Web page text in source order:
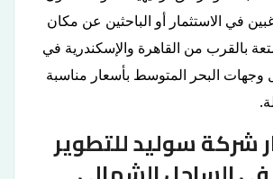
في الاستثمار أو الباحثين عن مكان
بالقرب من القاهرة والإسكندرية في
البحر المتوسط بأسعار مناسبة
شركة سوليد للتطوير